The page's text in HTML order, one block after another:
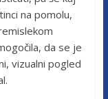
na pomolu,
da se je
vizualni pogled